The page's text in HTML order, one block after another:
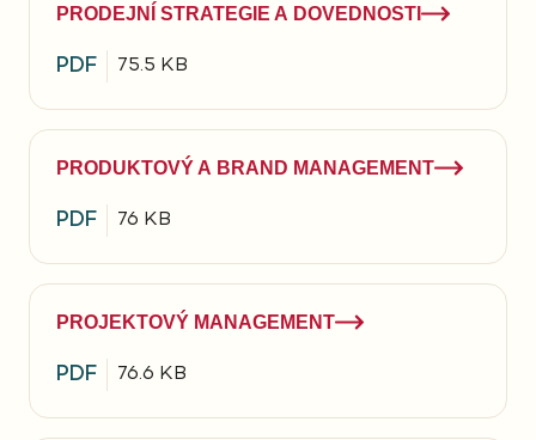
PRODEJNÍ STRATEGIE A DOVEDNOSTI
PDF 75.5 KB
PRODUKTOVÝ A BRAND MANAGEMENT
PDF 76 KB
PROJEKTOVÝ MANAGEMENT
PDF 76.6 KB